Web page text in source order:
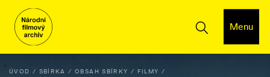
Menu
ÚVOD SBÍRKA OBSAH SBÍRKY
FILMY